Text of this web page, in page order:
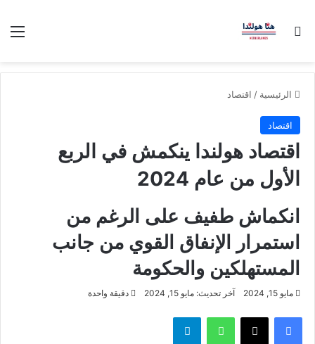
بحث عن
الرئيسية / اقتصاد
اقتصاد
اقتصاد هولندا ينكمش في الربع
الأول من عام 2024
انكماش طفيف على الرغم من
استمرار الإنفاق القوي من جانب
المستهلكين والحكومة
مايو 15, 2024 آخر تحديث: مايو 15, 2024 دقيقة واحدة
فيسبوك ‫X واتساب تيلقرام